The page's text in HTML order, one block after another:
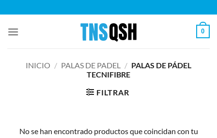
al
contenido
0
INICIO / PALAS DE PADEL / PALAS DE PÁDEL
TECNIFIBRE
FILTRAR
No se han encontrado productos que coincidan con tu